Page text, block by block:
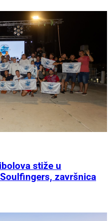
stiže u
završnica